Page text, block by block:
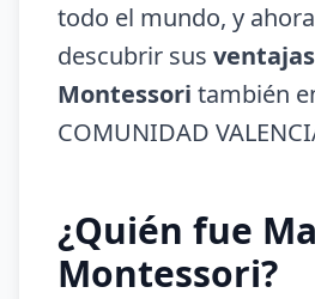
todo el mundo, y
descubrir sus
Montessori también
COMUNIDAD
¿Quién fue
Montessori?